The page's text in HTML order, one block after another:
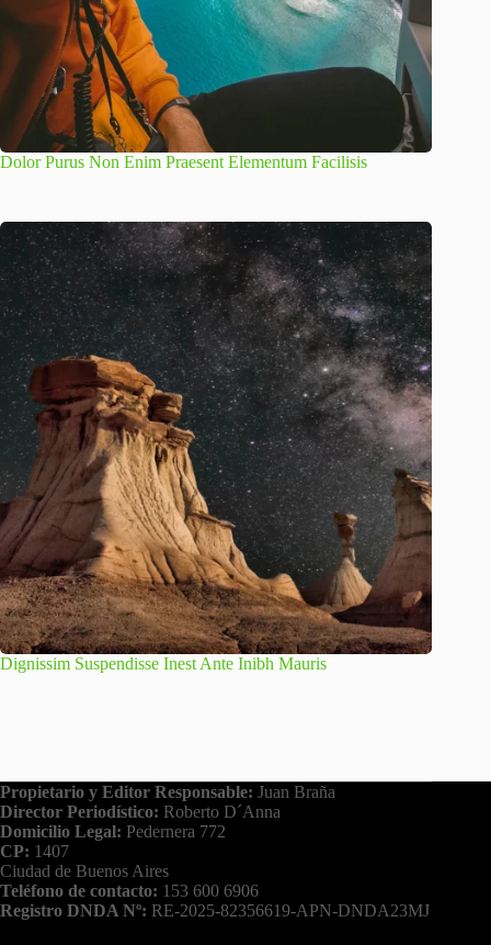
Dolor Purus Non Enim Praesent Elementum Facilisis
Dignissim Suspendisse Inest Ante Inibh Mauris
Propietario y Editor Responsable: Juan Braña
Director Periodístico: Roberto D´Anna
Domicilio Legal: Pedernera 772
CP: 1407
Ciudad de Buenos Aires
Teléfono de contacto: 153 600 6906
Registro DNDA Nº: RE-2025-82356619-APN-DNDA23MJ